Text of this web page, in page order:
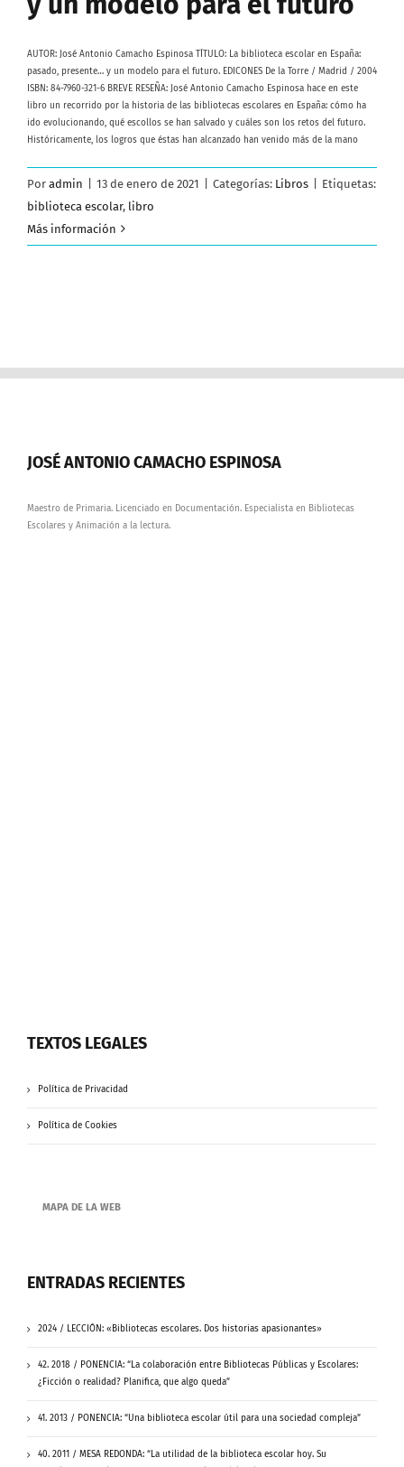
AUTOR: José Antonio Camacho Espinosa TÍTULO: La biblioteca escolar en España:
pasado, presente… y un modelo para el futuro. EDICONES De la Torre / Madrid / 2004
ISBN: 84-7960-321-6 BREVE RESEÑA: José Antonio Camacho Espinosa hace en este
libro un recorrido por la historia de las bibliotecas escolares en España: cómo ha
ido evolucionando, qué escollos se han salvado y cuáles son los retos del futuro.
Históricamente, los logros que éstas han alcanzado han venido más de la mano
Por admin 13 de enero de 2021 Categorías: Libros
Etiquetas:
biblioteca escolar, libro
Más información
JOSÉ ANTONIO CAMACHO ESPINOSA
Maestro de Primaria. Licenciado en Documentación. Especialista en Bibliotecas
Escolares y Animación a la lectura.
TEXTOS LEGALES
Política de Privacidad
Política de Cookies
MAPA DE LA WEB
ENTRADAS RECIENTES
2024 / LECCIÓN: «Bibliotecas escolares. Dos historias apasionantes»
42. 2018 / PONENCIA: “La colaboración entre Bibliotecas Públicas y Escolares:
¿Ficción o realidad? Planifica, que algo queda”
41. 2013 / PONENCIA: “Una biblioteca escolar útil para una sociedad compleja”
40. 2011 / MESA REDONDA: “La utilidad de la biblioteca escolar hoy. Su